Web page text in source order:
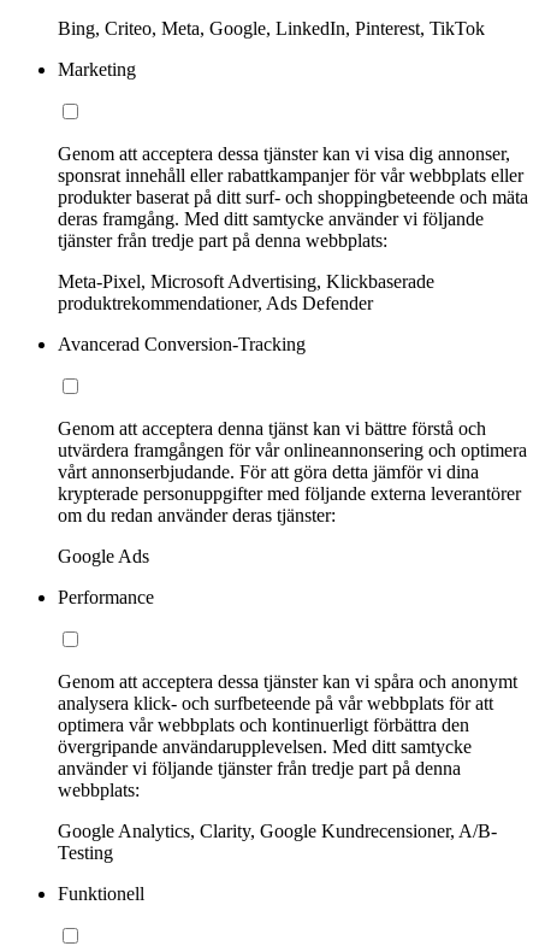
Bing, Criteo, Meta, Google, LinkedIn, Pinterest, TikTok
Marketing
Genom att acceptera dessa tjänster kan vi visa dig annonser,
sponsrat innehåll eller rabattkampanjer för vår webbplats eller
produkter baserat på ditt surf- och shoppingbeteende och mäta
deras framgång. Med ditt samtycke använder vi följande
tjänster från tredje part på denna webbplats:
Meta-Pixel, Microsoft Advertising, Klickbaserade
produktrekommendationer, Ads Defender
Avancerad Conversion-Tracking
Genom att acceptera denna tjänst kan vi bättre förstå och
utvärdera framgången för vår onlineannonsering och optimera
vårt annonserbjudande. För att göra detta jämför vi dina
krypterade personuppgifter med följande externa leverantörer
om du redan använder deras tjänster:
Google Ads
Performance
Genom att acceptera dessa tjänster kan vi spåra och anonymt
analysera klick- och surfbeteende på vår webbplats för att
optimera vår webbplats och kontinuerligt förbättra den
övergripande användarupplevelsen. Med ditt samtycke
använder vi följande tjänster från tredje part på denna
webbplats:
Google Analytics, Clarity, Google Kundrecensioner, A/B-
Testing
Funktionell